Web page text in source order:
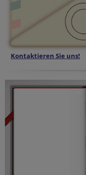
Kontaktieren Sie uns!